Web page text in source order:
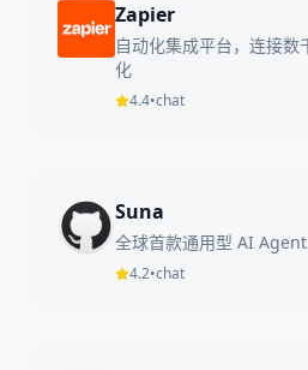
Zapier
自动化集成平台，连接
化
4.4•chat
Suna
全球首款通用型 AI
4.2•chat